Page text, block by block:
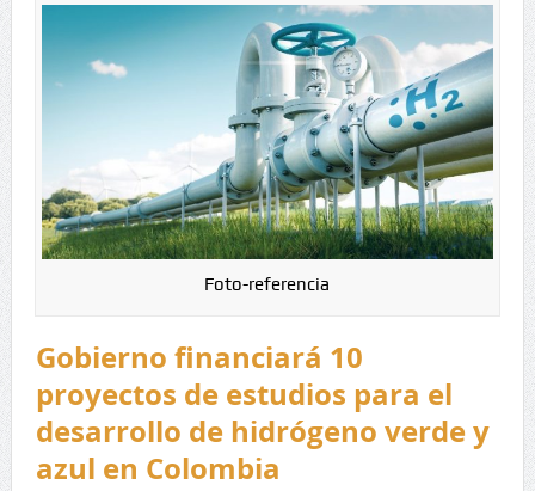
Foto-referencia
Gobierno financiará 10
proyectos de estudios para el
desarrollo de hidrógeno verde y
azul en Colombia